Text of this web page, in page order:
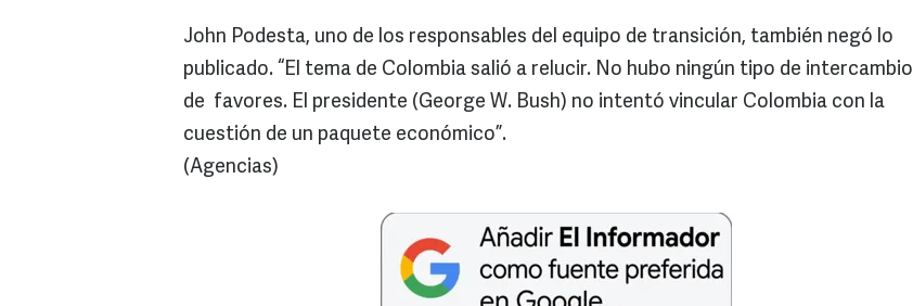
John Podesta, uno de los responsables del equipo de transición, también negó lo
publicado. “El tema de Colombia salió a relucir. No hubo ningún tipo de intercambio
de favores. El presidente (George W. Bush) no intentó vincular Colombia con la
cuestión de un paquete económico”.
(Agencias)